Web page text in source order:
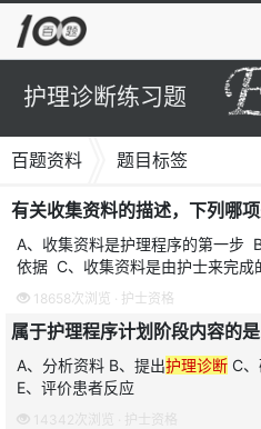
护理诊断练习题
百题资料 题目标签
有关收集资料的描述，下列哪
A、收集资料是护理程序的第一步
依据 C、收集资料是由护士来完成
时进行的 E、收集资料应准确
18658次浏览 · 护士资格
属于护理程序计划阶段内容的是
A、分析资料 B、提出护理诊断 C
E、评价患者反应
14342次浏览 · 护士资格